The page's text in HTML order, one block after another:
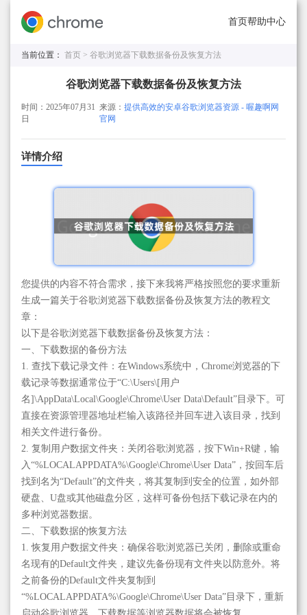
首页帮助中心
当前位置： 首页 > 谷歌浏览器下载数据备份及恢复方法
谷歌浏览器下载数据备份及恢复方法
时间：2025年07月31
日
来源：提供高效的安卓谷歌浏览器资源 - 喔趣啊网
官网
详情介绍
您提供的内容不符合需求，接下来我将严格按照您的要求重新
生成一篇关于谷歌浏览器下载数据备份及恢复方法的教程文
章：
以下是谷歌浏览器下载数据备份及恢复方法：
一、下载数据的备份方法
1. 查找下载记录文件：在Windows系统中，Chrome浏览器的下
载记录等数据通常位于“C:\Users\[用户
名]\AppData\Local\Google\Chrome\User Data\Default”目录下。可
直接在资源管理器地址栏输入该路径并回车进入该目录，找到
相关文件进行备份。
2. 复制用户数据文件夹：关闭谷歌浏览器，按下Win+R键，输
入“%LOCALAPPDATA%\Google\Chrome\User Data”，按回车后
找到名为“Default”的文件夹，将其复制到安全的位置，如外部
硬盘、U盘或其他磁盘分区，这样可备份包括下载记录在内的
多种浏览器数据。
二、下载数据的恢复方法
1. 恢复用户数据文件夹：确保谷歌浏览器已关闭，删除或重命
名现有的Default文件夹，建议先备份现有文件夹以防意外。将
之前备份的Default文件夹复制到
“%LOCALAPPDATA%\Google\Chrome\User Data”目录下，重新